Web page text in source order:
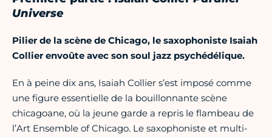
Universe
Pilier de la scène de Chicago, le saxophoniste Isaiah
Collier envoûte avec son soul jazz psychédélique.
En à peine dix ans, Isaiah Collier s’est imposé comme
une figure essentielle de la bouillonnante scène
chicagoane, où la jeune garde a repris le flambeau de
l’Art Ensemble of Chicago. Le saxophoniste et multi-